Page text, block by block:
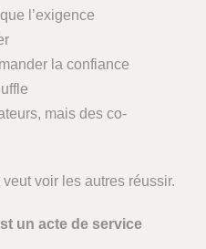
l’exigence
la confiance
mais des co-
voir les autres réussir.
un acte de service